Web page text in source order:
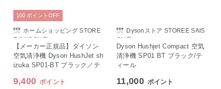
ホームショッピング STORE
E SAISON店
【メーカー正規品】ダイソン
空気清浄機 Dyson HushJet sh
izuka SP01-BT ブラック／テ
9,400 ポイント
100 ポイント OFF
Dysonストア STOREE SAIS
ON店
Dyson Hushjet Compact 空気
清浄機 SP01 BT ブラック/テ
ィール
11,000 ポイント